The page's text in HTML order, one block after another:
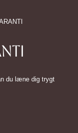
du læne dig trygt